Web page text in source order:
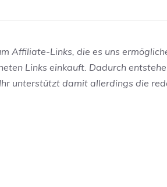
Affiliate-Links, die es uns
Links einkauft. Dadurch
unterstützt damit allerdings die